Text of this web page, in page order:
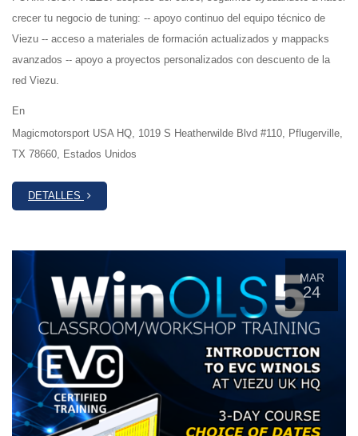
crecer tu negocio de tuning: -- apoyo continuo del equipo técnico de
Viezu -- acceso a materiales de formación actualizados y mappacks
avanzados -- apoyo a proyectos personalizados con descuento de la
red Viezu.
En
Magicmotorsport USA HQ, 1019 S Heatherwilde Blvd #110, Pflugerville,
TX 78660, Estados Unidos
DETALLES
MAR
24